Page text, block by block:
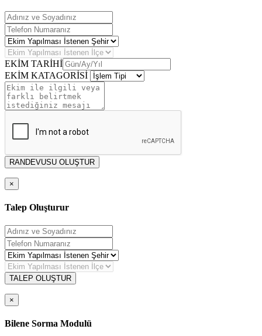
EKİM TARİHİ
EKİM KATAGORİSİ
RANDEVUSU OLUŞTUR
×
Talep Oluşturur
TALEP OLUŞTUR
×
Bilene Sorma Modulü